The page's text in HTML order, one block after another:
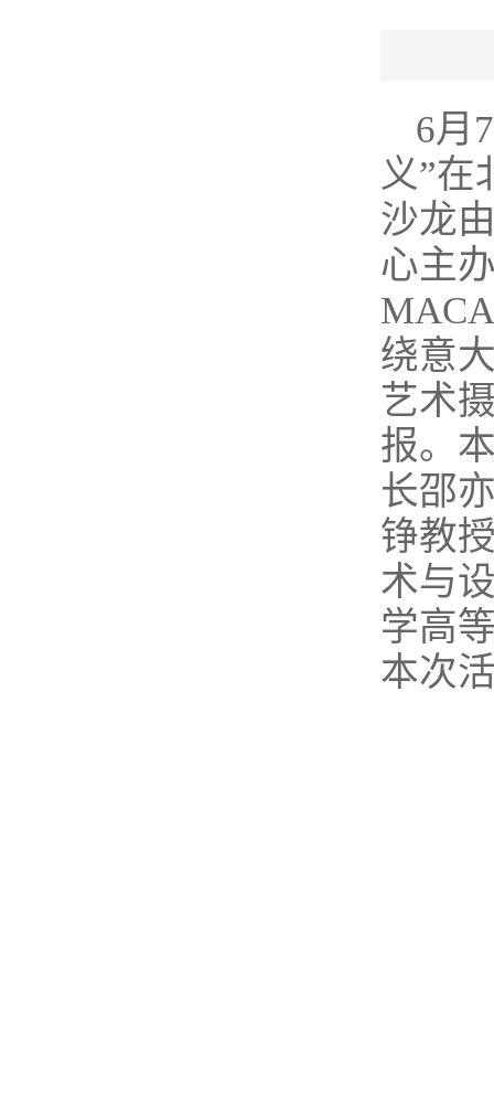
6月
义”在
沙龙
心主
绕意
艺术
报。
长邵
铮教
术与
学高
本次